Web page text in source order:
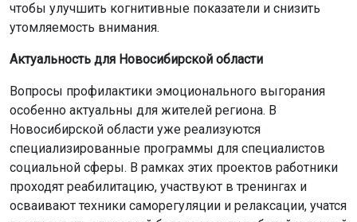
чтобы улучшить когнитивные показатели и снизить
утомляемость внимания.
Актуальность для Новосибирской области
Вопросы профилактики эмоционального выгорания
особенно актуальны для жителей региона. В
Новосибирской области уже реализуются
специализированные программы для специалистов
социальной сферы. В рамках этих проектов работники
проходят реабилитацию, участвуют в тренингах и
осваивают техники саморегуляции и релаксации, учатся